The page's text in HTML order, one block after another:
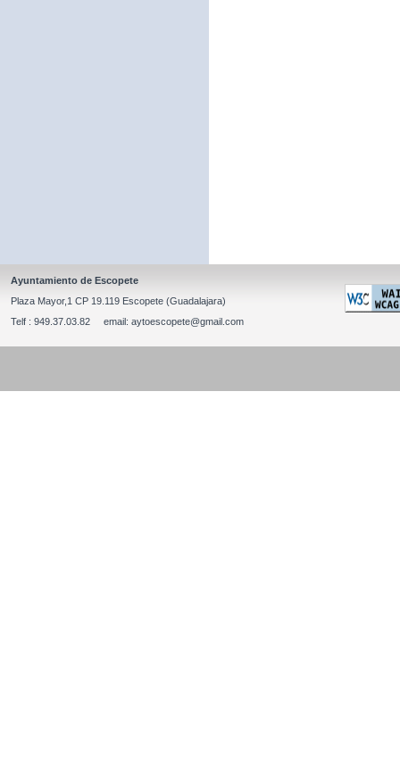
Ayuntamiento de Escopete
Plaza Mayor,1 CP 19.119 Escopete (Guadalajara)
Telf : 949.37.03.82 email: aytoescopete@gmail.com